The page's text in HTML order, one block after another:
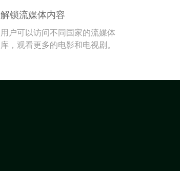
解锁流媒体内容
用户可以访问不同国家的流媒体
库，观看更多的电影和电视剧。